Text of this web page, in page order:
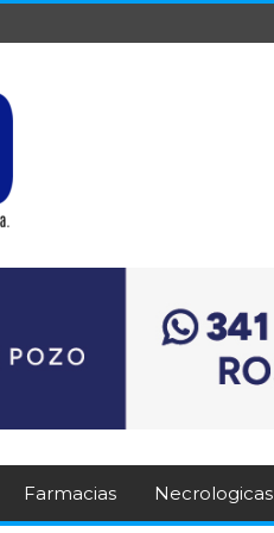
Farmacias Necrologicas